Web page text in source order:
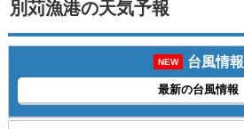
別苅漁港の天気予報
NEW 台風情報
最新の台風情報